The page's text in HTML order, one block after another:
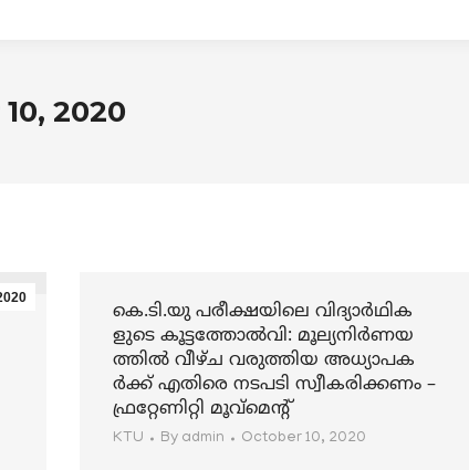
2020
കെ.ടി.യു പരീക്ഷയിലെ വിദ്യാര്‍ഥിക
ളുടെ കൂട്ടത്തോല്‍വി: മൂല്യനിര്‍ണയ
ത്തില്‍ വീഴ്ച വരുത്തിയ അധ്യാപക
ര്‍ക്ക് എതിരെ നടപടി സ്വീകരിക്കണം –
ഫ്രറ്റേണിറ്റി മൂവ്മെന്റ്
KTU By admin October 10, 2020